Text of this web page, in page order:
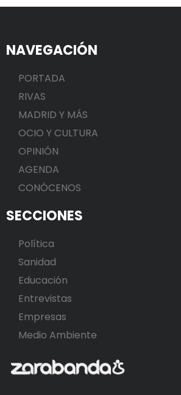
NAVEGACIÓN
PORTADA
RIVAS
MADRID Y MÁS
OCIO Y CULTURA
OPINIÓN
AGENDA
CONÓCENOS
SECCIONES
Política
Sanidad
Educación
Entrevistas
Empresas
Medio Ambiente